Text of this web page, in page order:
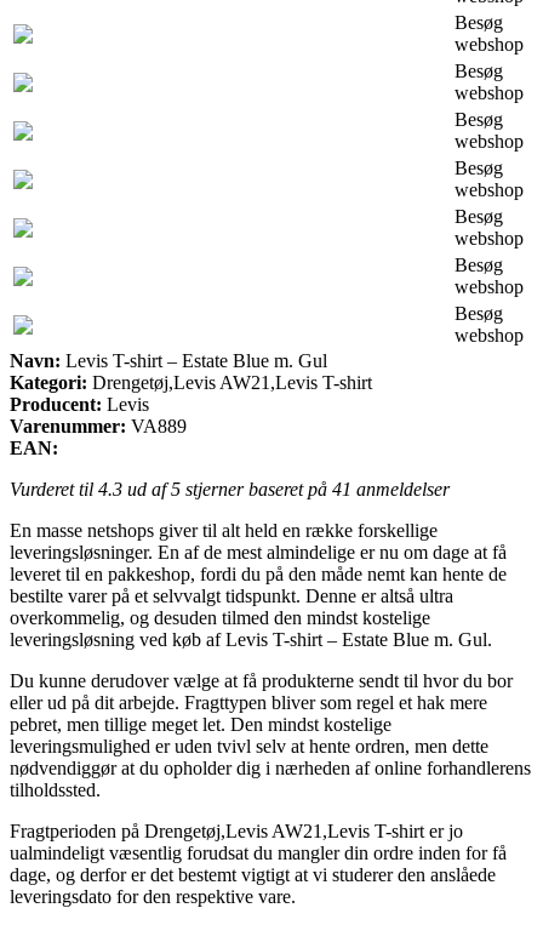
Besøg
webshop
Besøg
webshop
Besøg
webshop
Besøg
webshop
Besøg
webshop
Besøg
webshop
Besøg
webshop
Navn: Levis T-shirt – Estate Blue m. Gul
Kategori: Drengetøj,Levis AW21,Levis T-shirt
Producent: Levis
Varenummer: VA889
EAN:
Vurderet til 4.3 ud af 5 stjerner baseret på 41 anmeldelser
En masse netshops giver til alt held en række forskellige
leveringsløsninger. En af de mest almindelige er nu om dage at få
leveret til en pakkeshop, fordi du på den måde nemt kan hente de
bestilte varer på et selvvalgt tidspunkt. Denne er altså ultra
overkommelig, og desuden tilmed den mindst kostelige
leveringsløsning ved køb af Levis T-shirt – Estate Blue m. Gul.
Du kunne derudover vælge at få produkterne sendt til hvor du bor
eller ud på dit arbejde. Fragttypen bliver som regel et hak mere
pebret, men tillige meget let. Den mindst kostelige
leveringsmulighed er uden tvivl selv at hente ordren, men dette
nødvendiggør at du opholder dig i nærheden af online forhandlerens
tilholdssted.
Fragtperioden på Drengetøj,Levis AW21,Levis T-shirt er jo
ualmindeligt væsentlig forudsat du mangler din ordre inden for få
dage, og derfor er det bestemt vigtigt at vi studerer den anslåede
leveringsdato for den respektive vare.